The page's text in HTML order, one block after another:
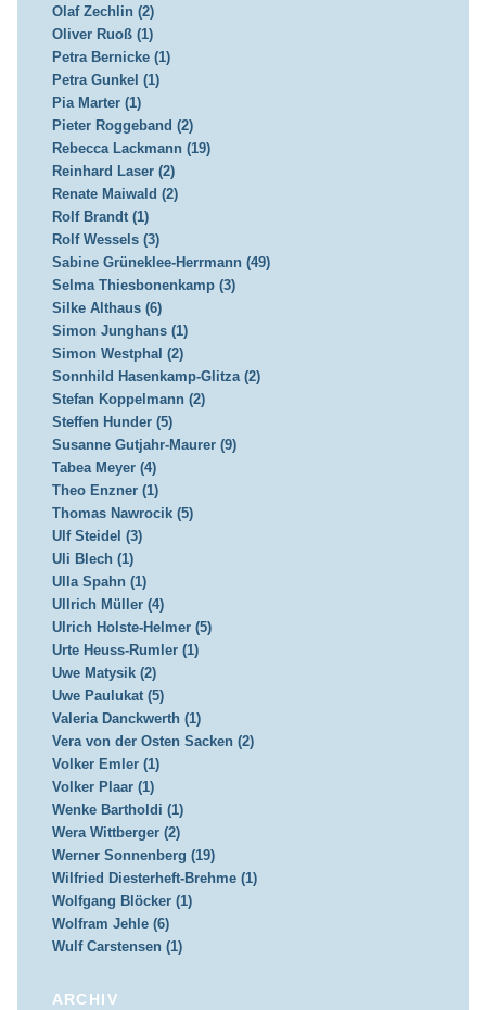
Olaf Zechlin (2)
Oliver Ruoß (1)
Petra Bernicke (1)
Petra Gunkel (1)
Pia Marter (1)
Pieter Roggeband (2)
Rebecca Lackmann (19)
Reinhard Laser (2)
Renate Maiwald (2)
Rolf Brandt (1)
Rolf Wessels (3)
Sabine Grüneklee-Herrmann (49)
Selma Thiesbonenkamp (3)
Silke Althaus (6)
Simon Junghans (1)
Simon Westphal (2)
Sonnhild Hasenkamp-Glitza (2)
Stefan Koppelmann (2)
Steffen Hunder (5)
Susanne Gutjahr-Maurer (9)
Tabea Meyer (4)
Theo Enzner (1)
Thomas Nawrocik (5)
Ulf Steidel (3)
Uli Blech (1)
Ulla Spahn (1)
Ullrich Müller (4)
Ulrich Holste-Helmer (5)
Urte Heuss-Rumler (1)
Uwe Matysik (2)
Uwe Paulukat (5)
Valeria Danckwerth (1)
Vera von der Osten Sacken (2)
Volker Emler (1)
Volker Plaar (1)
Wenke Bartholdi (1)
Wera Wittberger (2)
Werner Sonnenberg (19)
Wilfried Diesterheft-Brehme (1)
Wolfgang Blöcker (1)
Wolfram Jehle (6)
Wulf Carstensen (1)
ARCHIV